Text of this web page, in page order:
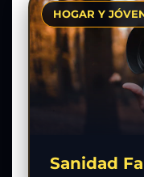
HOGAR Y
Sanidad